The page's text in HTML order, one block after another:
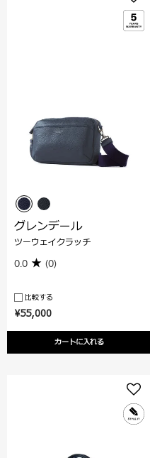
¥55,000
カートに入れる
グレンデール
ツーウェイクラッチ
0.0 (0)
比較する